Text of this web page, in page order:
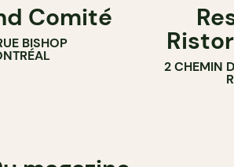
Comité
BISHOP
2 CHEMIN